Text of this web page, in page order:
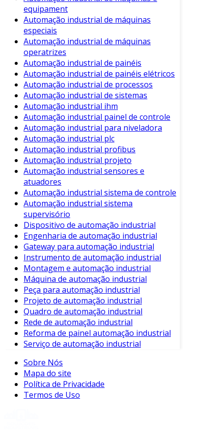
indústrias químicas e petroquímicas.
Características do Profibus
O sistema Profibus apresenta diversas
características que o tornam atraente para as
indústrias. Entre elas, destacam-se:
Alta Velocidade de Comunicação: O
Profibus suporta taxas de transmissão de
até 12 Mbps, permitindo a troca rápida de
dados entre dispositivos.
Flexibilidade: O protocolo pode ser
aplicado em diferentes tipos de processos
e áreas industriais.
Redução de Cabos: A utilização do
Profibus possibilita uma redução
significativa na quantidade de cabos, o
que facilita a instalação e manutenção.
Escalabilidade: O sistema é facilmente
escalável, permitindo a adição de novos
dispositivos sem grandes complicações.
Essas características garantem que o Profibus
continue sendo uma escolha popular dentre os
métodos de automação industrial.
Benefícios da Utilização do Profibus
Além das características mencionadas, o
Profibus oferece diversos benefícios para
Entre os principais benefícios, destacam-se:
Aumento da Eficiência Operacional
comunicação rápida e confiável reduz o
equipament
Automação industrial de máquinas
especiais
Automação industrial de máquinas
operatrizes
Automação industrial de painéis
Automação industrial de painéis elétricos
Automação industrial de processos
Automação industrial de sistemas
Automação industrial ihm
Automação industrial painel de controle
Automação industrial para niveladora
Automação industrial plc
Automação industrial profibus
Automação industrial projeto
Automação industrial sensores e
atuadores
Automação industrial sistema de controle
Automação industrial sistema
supervisório
Dispositivo de automação industrial
Engenharia de automação industrial
Gateway para automação industrial
Instrumento de automação industrial
Montagem e automação industrial
Máquina de automação industrial
Peça para automação industrial
Projeto de automação industrial
Quadro de automação industrial
Rede de automação industrial
Reforma de painel automação industrial
Serviço de automação industrial
Sobre Nós
Mapa do site
Política de Privacidade
Termos de Uso